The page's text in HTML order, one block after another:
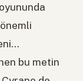
bu metin